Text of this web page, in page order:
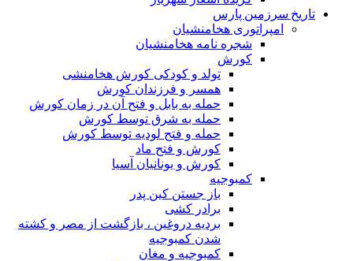
تاریخ سرزمین پارس
امپراتوری هخامنشیان
شجره نامه هخامنشیان
کورش
تولد و کودکی کورش هخامنشی
همسر و فرزندان کورش
حمله به بابل و فتح آن در زمان کورش
حمله به شرق توسط کورش
حمله و فتح لودیه توسط کورش
کورش و فتح ماد
کورش و یونانیان آسیا
کمبوجیه
باز جستن کین پدر
برادر کشی
بردیه دروغین ، بازگشت از مصر و کشته
شدن کمبوجیه
کمبوجیه و مغان